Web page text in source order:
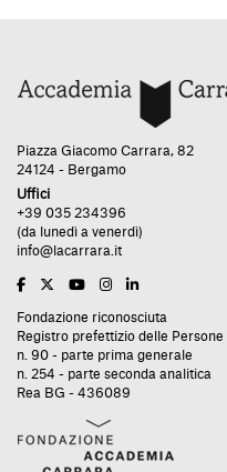
Piazza Giacomo Carrara, 82
24124 - Bergamo
Uffici
+39 035 234396
(da lunedì a venerdì)
info@lacarrara.it
Fondazione riconosciuta
Registro prefettizio delle Persone
n. 90 - parte prima generale
n. 254 - parte seconda analitica
Rea BG - 436089